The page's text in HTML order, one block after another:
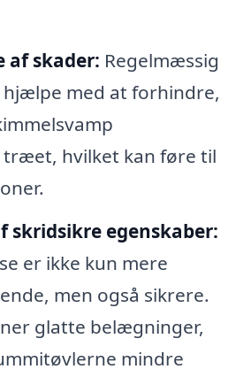
af skader: Regelmæssig
med at forhindre,
træet, hvilket kan føre til
skridsikre egenskaber:
er ikke kun mere
men også sikrere.
glatte belægninger,
mindre